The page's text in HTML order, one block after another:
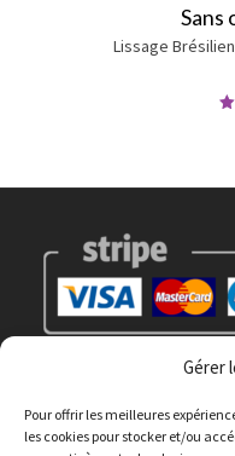
Gérer
Pour offrir les meilleures
les cookies pour stocker et/ou
Sans
Lissage Brésilien